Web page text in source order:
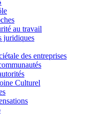
au travail
juridiques
des entreprises
Culturel